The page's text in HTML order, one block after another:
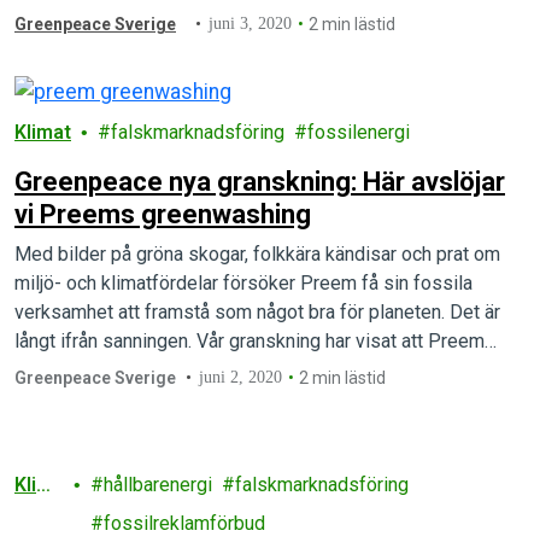
Greenpeace Sverige juni 3, 2020 2 min lästid
Klimat falskmarknadsföring fossilenergi
Greenpeace nya granskning: Här avslöjar
vi Preems greenwashing
Med bilder på gröna skogar, folkkära kändisar och prat om
miljö- och klimatfördelar försöker Preem få sin fossila
verksamhet att framstå som något bra för planeten. Det är
långt ifrån sanningen. Vår granskning har visat att Preem
investerat miljontals kronor i en omfattande
Greenpeace Sverige juni 2, 2020 2 min lästid
Klim
hållbarenergi
falskmarknadsföring
fossilreklamförbud